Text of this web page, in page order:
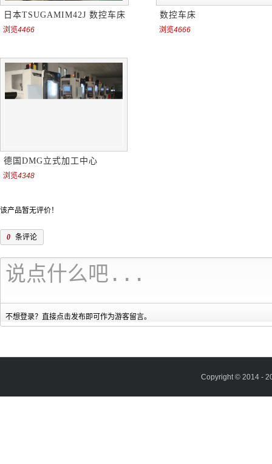
日本TSUGAMIM42J 数控车床
浏览4466
数控车床
浏览4666
德国DMG立式加工中心
浏览4348
该产品暂无评价！
0 条评论
不想登录？直接点击发布即可作为游客留言。
Copyright © 2014 -